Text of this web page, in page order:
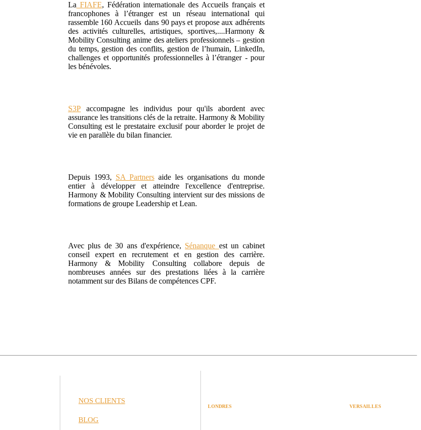
La FIAFE, Fédération internationale des Accueils français et
francophones à l’étranger est un réseau international qui
rassemble 160 Accueils dans 90 pays et propose aux adhérents
des activités culturelles, artistiques, sportives,....Harmony &
Mobility Consulting anime des ateliers professionnels – gestion
du temps, gestion des conflits, gestion de l’humain, LinkedIn,
challenges et opportunités professionnelles à l’étranger - pour
les bénévoles.
S3P
accompagne les individus pour qu'ils abordent avec
assurance les transitions clés de la retraite. Harmony & Mobility
Consulting est le prestataire exclusif pour aborder le projet de
vie en parallèle du bilan financier.
Depuis 1993, SA Partnersaide les organisations du monde
entier à développer et atteindre l'excellence d'entreprise.
Harmony & Mobility Consulting intervient sur des missions de
formations de groupe Leadership et Lean.
Avec plus de 30 ans d'expérience, Sénanque est un cabinet
conseil expert en recrutement et en gestion des carrière.
Harmony & Mobility Consulting collabore depuis de
nombreuses années sur des prestations liées à la carrière
notamment sur des Bilans de compétences CPF.
NOS CLIENTS
BLOG
LONDRES VERSAILLES